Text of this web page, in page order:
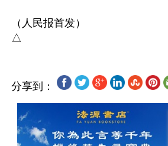
（人民报首发）
分享到：